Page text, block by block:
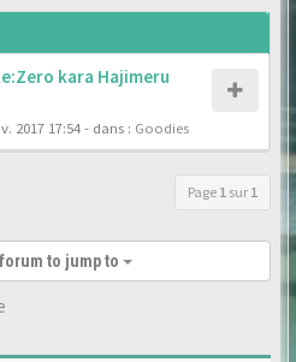
kara Hajimeru
2017 17:54- dans : Goodies
Page 1 sur 1
to jump to